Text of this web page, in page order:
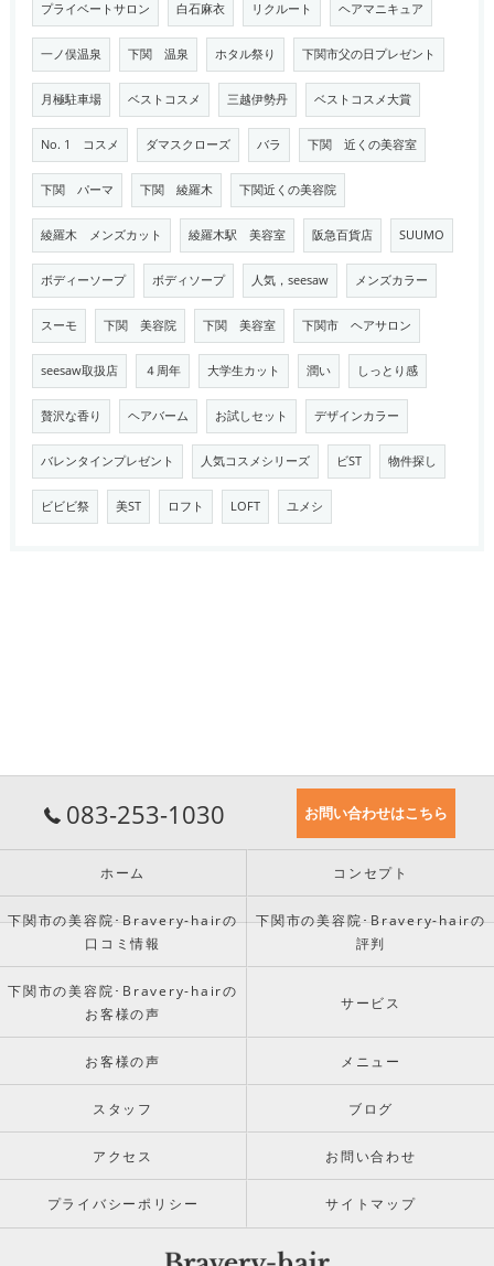
プライベートサロン 白石麻衣 リクルート ヘアマニキュア
一ノ俣温泉 下関 温泉 ホタル祭り 下関市父の日プレゼント
月極駐車場 ベストコスメ 三越伊勢丹 ベストコスメ大賞
No. 1 コスメ ダマスクローズ バラ 下関 近くの美容室
下関 パーマ 下関 綾羅木 下関近くの美容院
綾羅木 メンズカット 綾羅木駅 美容室 阪急百貨店 SUUMO
ボディーソープ ボディソープ 人気，seesaw メンズカラー
スーモ 下関 美容院 下関 美容室 下関市 ヘアサロン
seesaw取扱店 ４周年 大学生カット 潤い しっとり感
贅沢な香り ヘアバーム お試しセット デザインカラー
バレンタインプレゼント 人気コスメシリーズ ビST 物件探し
ビビビ祭 美ST ロフト LOFT ユメシ
083-253-1030 お問い合わせはこちら
ホーム コンセプト
下関市の美容院･Bravery-hairの
口コミ情報
下関市の美容院･Bravery-hairの
評判
下関市の美容院･Bravery-hairの
お客様の声
サービス
お客様の声 メニュー
スタッフ ブログ
アクセス お問い合わせ
プライバシーポリシー サイトマップ